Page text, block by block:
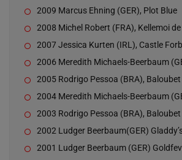
2009 Marcus Ehning (GER), Plot Blue
2008 Michel Robert (FRA), Kellemoi
2007 Jessica Kurten (IRL), Castle
2006 Meredith Michaels-Beerbaum
2005 Rodrigo Pessoa (BRA),
2004 Meredith Michaels-Beerbaum
2003 Rodrigo Pessoa (BRA),
2002 Ludger Beerbaum(GER)
2001 Ludger Beerbaum (GER)